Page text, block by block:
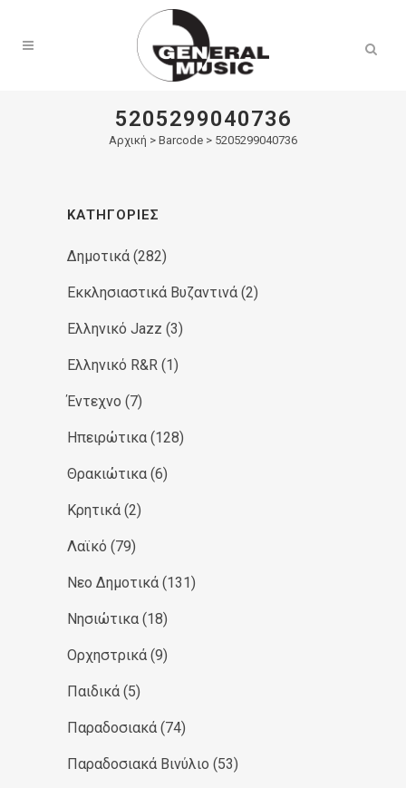
5205299040736
Αρχική > Barcode > 5205299040736
ΚΑΤΗΓΟΡΊΕΣ
Δημοτικά (282)
Εκκλησιαστικά Βυζαντινά (2)
Ελληνικό Jazz (3)
Ελληνικό R&R (1)
Έντεχνο (7)
Ηπειρώτικα (128)
Θρακιώτικα (6)
Κρητικά (2)
Λαϊκό (79)
Νεο Δημοτικά (131)
Νησιώτικα (18)
Ορχηστρικά (9)
Παιδικά (5)
Παραδοσιακά (74)
Παραδοσιακά Βινύλιο (53)